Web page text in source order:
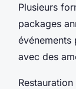
Plusieurs
packages
événements
avec des